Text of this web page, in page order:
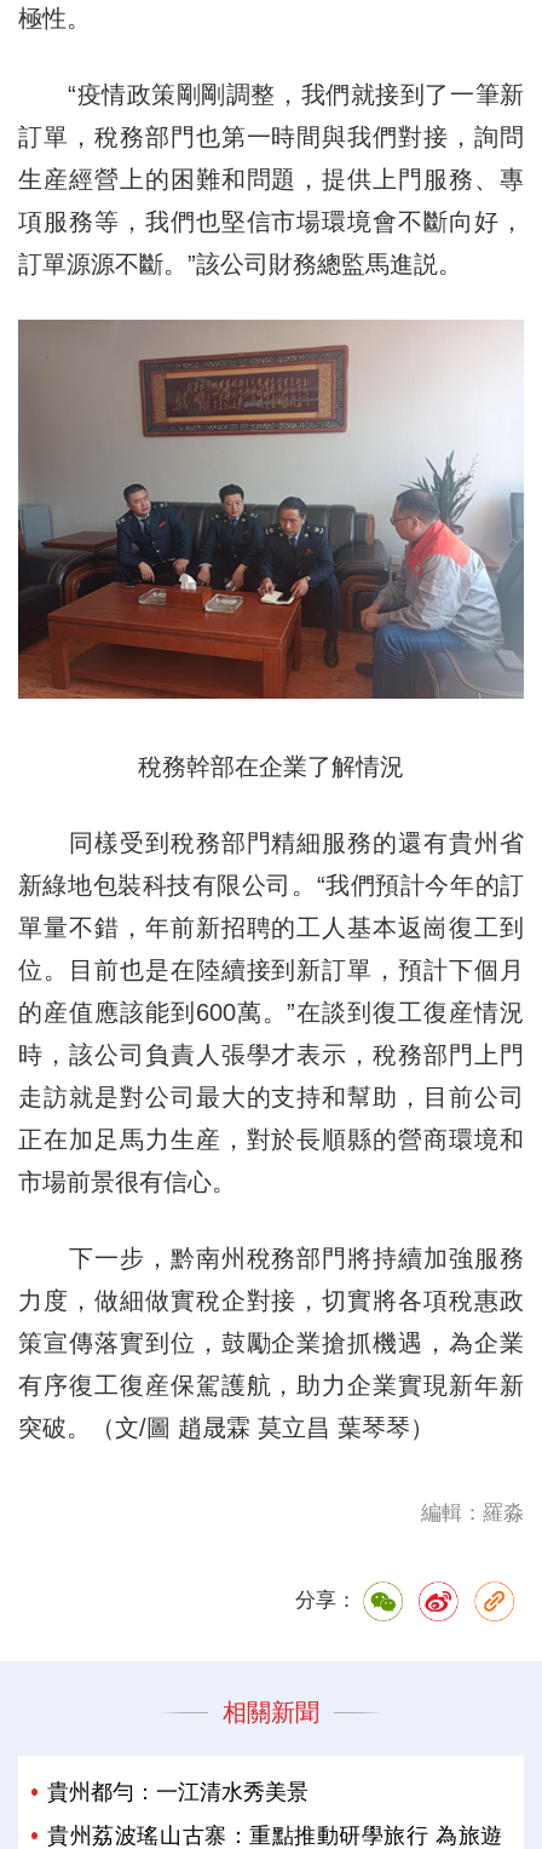
極性。
“疫情政策剛剛調整，我們就接到了一筆新
訂單，稅務部門也第一時間與我們對接，詢問
生産經營上的困難和問題，提供上門服務、專
項服務等，我們也堅信市場環境會不斷向好，
訂單源源不斷。”該公司財務總監馬進説。
稅務幹部在企業了解情況
同樣受到稅務部門精細服務的還有貴州省
新綠地包裝科技有限公司。“我們預計今年的訂
單量不錯，年前新招聘的工人基本返崗復工到
位。目前也是在陸續接到新訂單，預計下個月
的産值應該能到600萬。”在談到復工復産情況
時，該公司負責人張學才表示，稅務部門上門
走訪就是對公司最大的支持和幫助，目前公司
正在加足馬力生産，對於長順縣的營商環境和
市場前景很有信心。
下一步，黔南州稅務部門將持續加強服務
力度，做細做實稅企對接，切實將各項稅惠政
策宣傳落實到位，鼓勵企業搶抓機遇，為企業
有序復工復産保駕護航，助力企業實現新年新
突破。（文/圖 趙晟霖 莫立昌 葉琴琴）
編輯：羅淼
分享：
相關新聞
貴州都勻：一江清水秀美景
貴州荔波瑤山古寨：重點推動研學旅行 為旅遊